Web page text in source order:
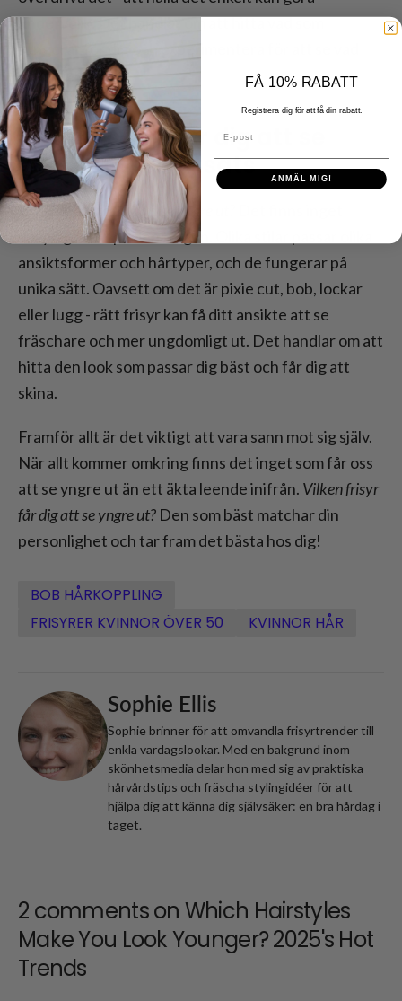
underverk. Det handlar om att hitta vad som
fungerar för dig och experimentera för att se vad
som känns bäst.
Vilka frisyrer får dig att se
yngre ut? - Slutsats
Vilken frisyr får dig att se yngre ut?
entydigt svar på den frågan. Olika stilar passar olika
ansiktsformer och hårtyper, och de fungerar på
unika sätt. Oavsett om det är pixie cut, bob, lockar
eller lugg - rätt frisyr kan få ditt ansikte att se
fräschare och mer ungdomligt ut. Det handlar om att
hitta den look som passar dig bäst och får dig att
skina.
Framför allt är det viktigt att vara sann mot sig själv.
När allt kommer omkring finns det inget som får oss
att se yngre ut än ett äkta leende inifrån. Vilken frisyr
får dig att se yngre ut? Den som bäst matchar din
personlighet och tar fram det bästa hos dig!
BOB HÅRKOPPLING
FRISYRER KVINNOR ÖVER 50
KVINNOR HÅR
Sophie Ellis
Sophie brinner för att omvandla frisyrtrender till
enkla vardagslookar. Med en bakgrund inom
skönhetsmedia delar hon med sig av praktiska
hårvårdstips och fräscha stylingidéer för att
hjälpa dig att känna dig självsäker: en bra hårdag i
taget.
2 comments on Which Hairstyles
Make You Look Younger? 2025's Hot
Trends
FÅ 10% RABATT
Registrera dig för att få din rabatt.
ANMÄL MIG!